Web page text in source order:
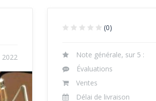
2022
(0)
Note générale, sur 5 :
Évaluations
Ventes
Délai de livraison